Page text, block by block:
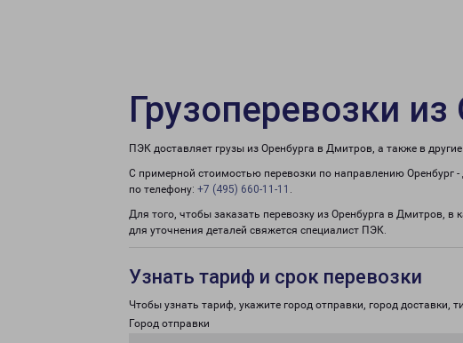
Грузоперевозки
ПЭК доставляет грузы из Оренбурга в Дмитров, а также в
С примерной стоимостью перевозки по направлению Оренбург
по телефону: +7 (495) 660-11-11 .
Для того, чтобы заказать перевозку из Оренбурга в Дмитров,
для уточнения деталей свяжется специалист ПЭК.
Узнать тариф и срок перевозки
Чтобы узнать тариф, укажите город отправки, город доставки,
Город отправки